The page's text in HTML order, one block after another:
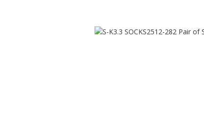
Afbeeldingengalerij overslaan